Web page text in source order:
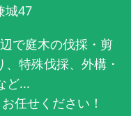
城47
で庭木の伐採・剪
特殊伐採、外構・
ど...
任せください！